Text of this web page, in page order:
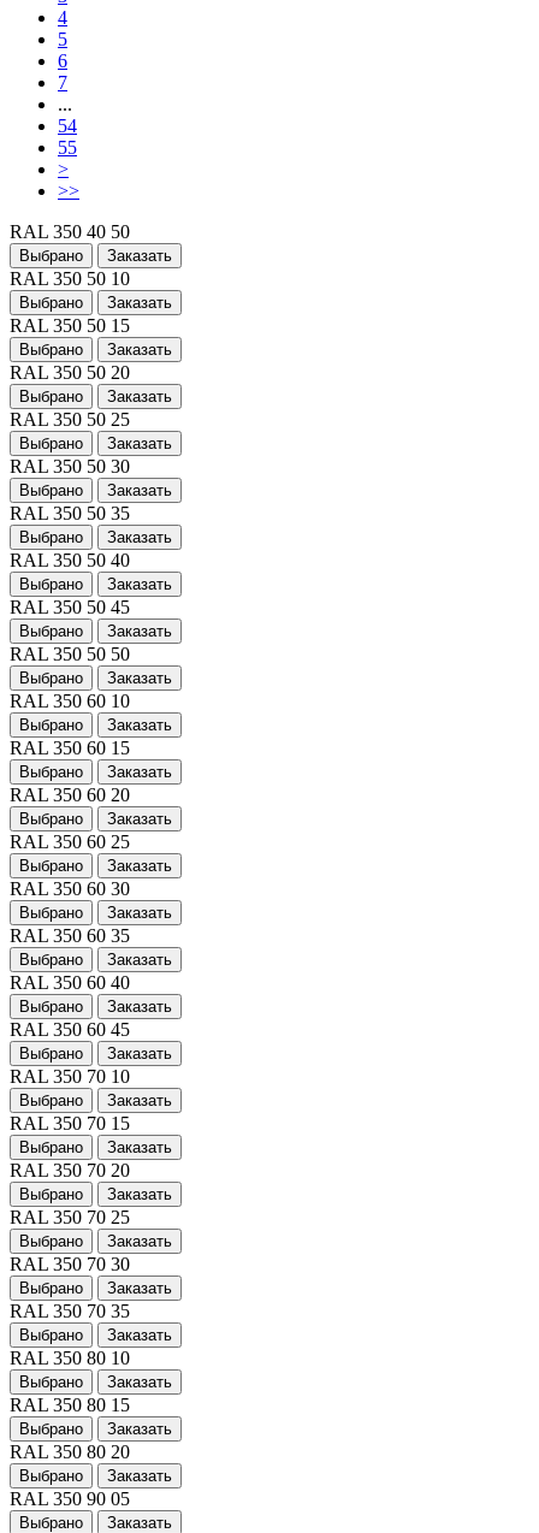
4
5
6
7
...
54
55
>
>>
RAL 350 40 50
Выбрано Заказать
RAL 350 50 10
Выбрано Заказать
RAL 350 50 15
Выбрано Заказать
RAL 350 50 20
Выбрано Заказать
RAL 350 50 25
Выбрано Заказать
RAL 350 50 30
Выбрано Заказать
RAL 350 50 35
Выбрано Заказать
RAL 350 50 40
Выбрано Заказать
RAL 350 50 45
Выбрано Заказать
RAL 350 50 50
Выбрано Заказать
RAL 350 60 10
Выбрано Заказать
RAL 350 60 15
Выбрано Заказать
RAL 350 60 20
Выбрано Заказать
RAL 350 60 25
Выбрано Заказать
RAL 350 60 30
Выбрано Заказать
RAL 350 60 35
Выбрано Заказать
RAL 350 60 40
Выбрано Заказать
RAL 350 60 45
Выбрано Заказать
RAL 350 70 10
Выбрано Заказать
RAL 350 70 15
Выбрано Заказать
RAL 350 70 20
Выбрано Заказать
RAL 350 70 25
Выбрано Заказать
RAL 350 70 30
Выбрано Заказать
RAL 350 70 35
Выбрано Заказать
RAL 350 80 10
Выбрано Заказать
RAL 350 80 15
Выбрано Заказать
RAL 350 80 20
Выбрано Заказать
RAL 350 90 05
Выбрано Заказать